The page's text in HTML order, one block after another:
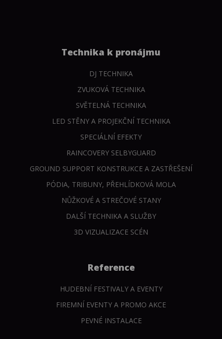
Technika k pronájmu
DJ TECHNIKA
ZVUKOVÁ TECHNIKA
SVĚTELNÁ TECHNIKA
LED STĚNY A PROJEKČNÍ TECHNIKA
SPECIÁLNÍ EFEKTY
RAINCOVERY SELBYGUARD
GROUND SUPPORT KONSTRUKCE A ZASTŘEŠENÍ
PÓDIA, TRIBUNY, PŘEHLÍDKOVÁ MOLA
NŮŽKOVÉ A STREČOVÉ STANY
DALŠÍ TECHNIKA A SLUŽBY
3D VIZUALIZACE SCÉN
Reference
HUDEBNÍ FESTIVALY A EVENTY
FIREMNÍ EVENTY A PROMO AKCE
PEVNÉ INSTALACE